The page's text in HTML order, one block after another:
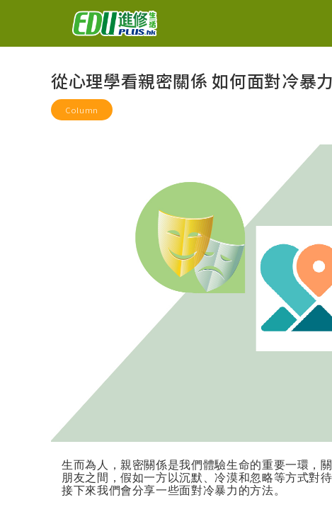
從心理學看親密關係 如何面對冷暴
Column
生而為人，親密關係是我們體驗生命的重要一環，
朋友之間，假如一方以沉默、冷漠和忽略等方式對
接下來我們會分享一些面對冷暴力的方法。